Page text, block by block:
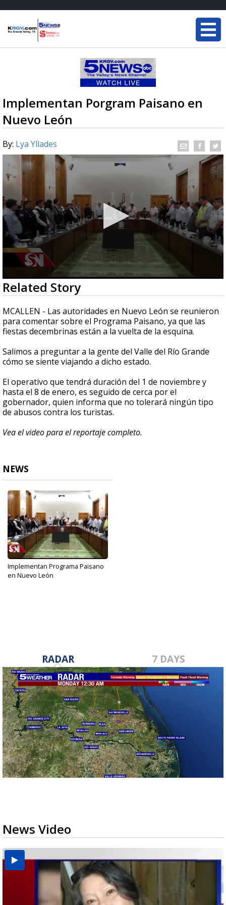
Implementan Porgram Paisano en
Nuevo León
By: Lya Yllades
0
seconds
of
2
minutes,
38
seconds
Related Story
MCALLEN - Las autoridades en Nuevo León se reunieron
para comentar sobre el Programa Paisano, ya que las
fiestas decembrinas están a la vuelta de la esquina.
Salimos a preguntar a la gente del Valle del Río Grande
cómo se siente viajando a dicho estado.
El operativo que tendrá duración del 1 de noviembre y
hasta el 8 de enero, es seguido de cerca por el
gobernador, quien informa que no tolerará ningún tipo
de abusos contra los turistas.
Vea el video para el reportaje completo.
NEWS
Implementan Programa Paisano
en Nuevo León
RADAR 7 DAYS
News Video